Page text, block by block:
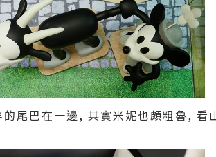
尾巴在一邊, 其實米妮也頗粗魯, 看